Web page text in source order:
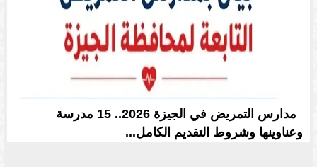
مدارس التمريض في الجيزة 2026.. 15 مدرسة
وعناوينها وشروط التقديم الكامل...